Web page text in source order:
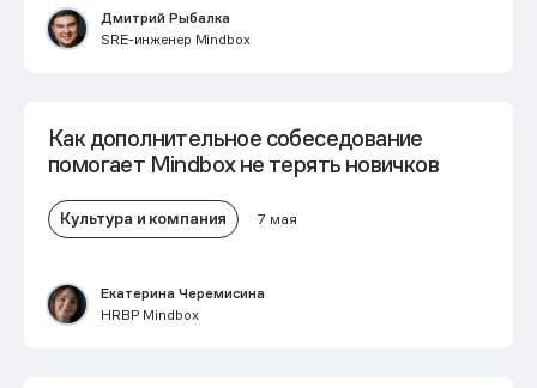
Дмитрий Рыбалка
SRE-инженер Mindbox
Как дополнительное собеседование
помогает Mindbox не терять новичков
Культура и компания 7 мая
Екатерина Черемисина
HRBP Mindbox